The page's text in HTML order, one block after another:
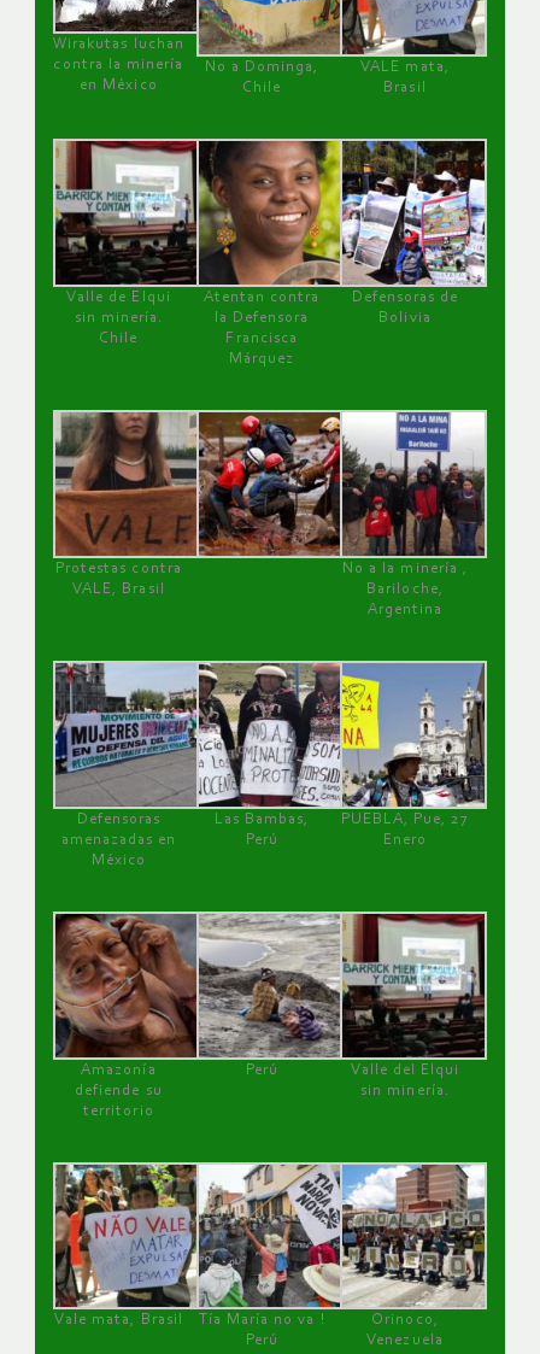
Wirakutas luchan
contra la minería
en México
No a Dominga,
Chile
VALE mata,
Brasil
Valle de Elqui
sin minería.
Chile
Atentan contra
la Defensora
Francisca
Márquez
Defensoras de
Bolivia
Protestas contra
VALE, Brasil
No a la minería ,
Bariloche,
Argentina
Defensoras
amenazadas en
México
Las Bambas,
Perú
PUEBLA, Pue, 27
Enero
Amazonía
defiende su
territorio
Perú
Valle del Elqui
sin minería.
Vale mata, Brasil
Tía María no va !
Perú
Orinoco,
Venezuela